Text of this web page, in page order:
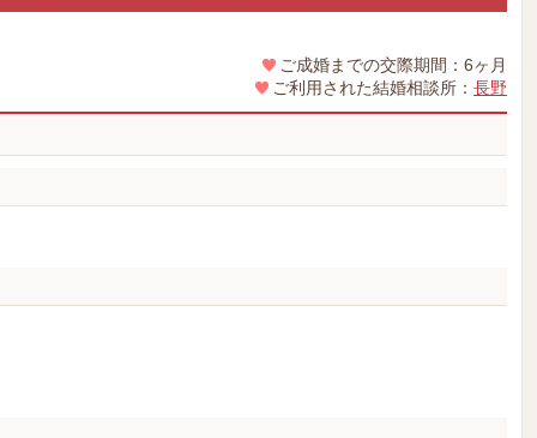
ご成婚までの交際期間：6ヶ月
ご利用された結婚相談所： 長野